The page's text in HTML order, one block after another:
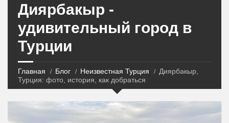
Диярбакыр -
удивительный город в
Турции
Главная Блог Неизвестная Турция
Диярбакыр,
Турция: фото, история, как добраться